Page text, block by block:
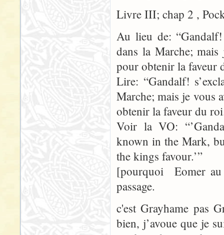
Livre III; chap 2 ,
Au lieu de:
dans la Marche; mais
pour obtenir la faveur
Lire: “Gandalf!
Marche; mais je vous
obtenir la faveur du
Voir la VO:
known in the Mark,
the kings favour.’”
[pourquoi Eomer
passage.
c'est Grayhame pas
bien, j’avoue que je